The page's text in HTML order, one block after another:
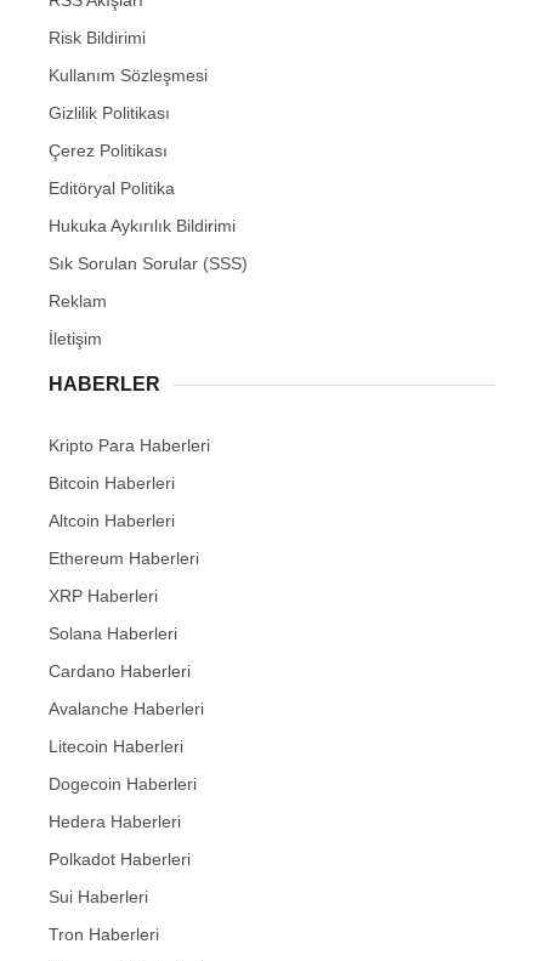
Risk Bildirimi
Kullanım Sözleşmesi
Gizlilik Politikası
Çerez Politikası
Editöryal Politika
Hukuka Aykırılık Bildirimi
Sık Sorulan Sorular (SSS)
Reklam
İletişim
HABERLER
Kripto Para Haberleri
Bitcoin Haberleri
Altcoin Haberleri
Ethereum Haberleri
XRP Haberleri
Solana Haberleri
Cardano Haberleri
Avalanche Haberleri
Litecoin Haberleri
Dogecoin Haberleri
Hedera Haberleri
Polkadot Haberleri
Sui Haberleri
Tron Haberleri